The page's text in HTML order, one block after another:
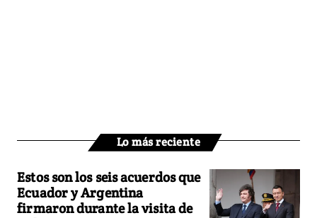
Lo más reciente
Estos son los seis acuerdos que
Ecuador y Argentina
firmaron durante la visita de